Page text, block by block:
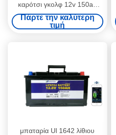
καρότσι γκολφ 12v 150ah
1920 Wh LifePO4 μπαταρίες
πακέτο OEM
Πάρτε την καλύτερη
τιμή
μπαταρία Ul 1642 λίθιου